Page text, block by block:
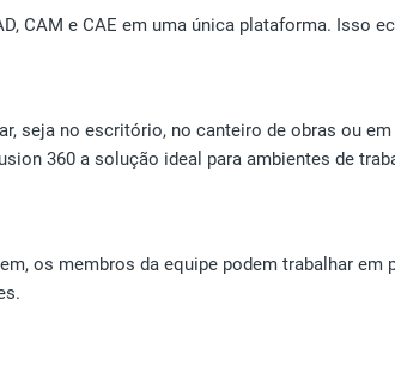
CAM e CAE em uma única plataforma.
seja no escritório, no canteiro de obras ou
360 a solução ideal para ambientes de
os membros da equipe podem trabalhar